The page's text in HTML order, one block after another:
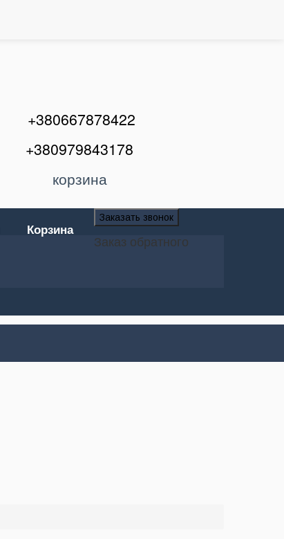
+380667878422
+380979843178
корзина
Корзина
Заказать звонок
Заказ обратного